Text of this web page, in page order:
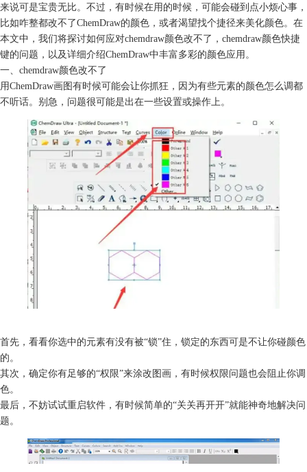
来说可是宝贵无比。不过，有时候在用的时候，可能会碰到点小烦心事，
比如咋整都改不了ChemDraw的颜色，或者渴望找个捷径来美化颜色。在
本文中，我们将探讨如何应对chemdraw颜色改不了， chemdraw颜色快捷
键的问题，以及详细介绍ChemDraw中丰富多彩的颜色应用。
一、chemdraw颜色改不了
用ChemDraw画图有时候可能会让你抓狂，因为有些元素的颜色怎么调都
不听话。别急，问题很可能是出在一些设置或操作上。
首先，看看你选中的元素有没有被“锁”住，锁定的东西可是不让你碰颜色
的。
其次，确定你有足够的“权限”来涂改图画，有时候权限问题也会阻止你调
色。
最后，不妨试试重启软件，有时候简单的“关关再开开”就能神奇地解决问
题。